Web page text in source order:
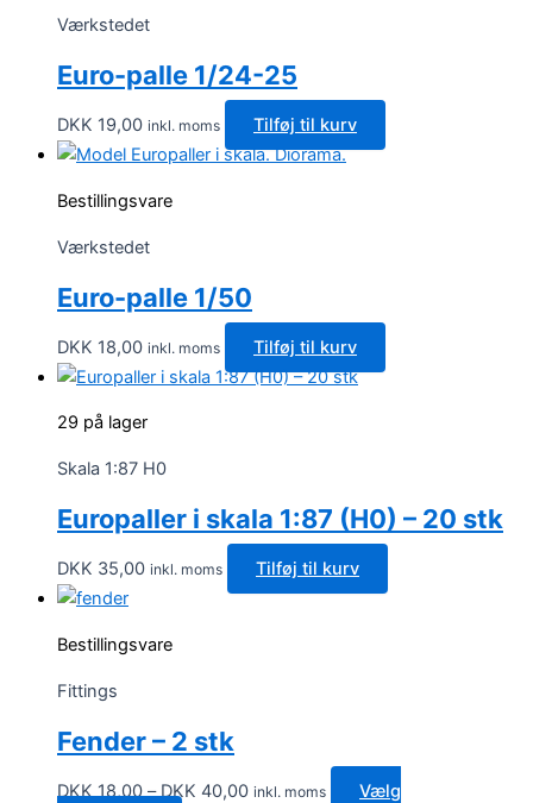
Værkstedet
Euro-palle 1/24-25
DKK 19,00 inkl. moms Tilføj til kurv
Bestillingsvare
Værkstedet
Euro-palle 1/50
DKK 18,00 inkl. moms Tilføj til kurv
29 på lager
Skala 1:87 H0
Europaller i skala 1:87 (H0) – 20 stk
DKK 35,00 inkl. moms Tilføj til kurv
Bestillingsvare
Fittings
Fender – 2 stk
DKK18,00 – DKK 40,00Prisinterval:
inkl. moms
Vælg